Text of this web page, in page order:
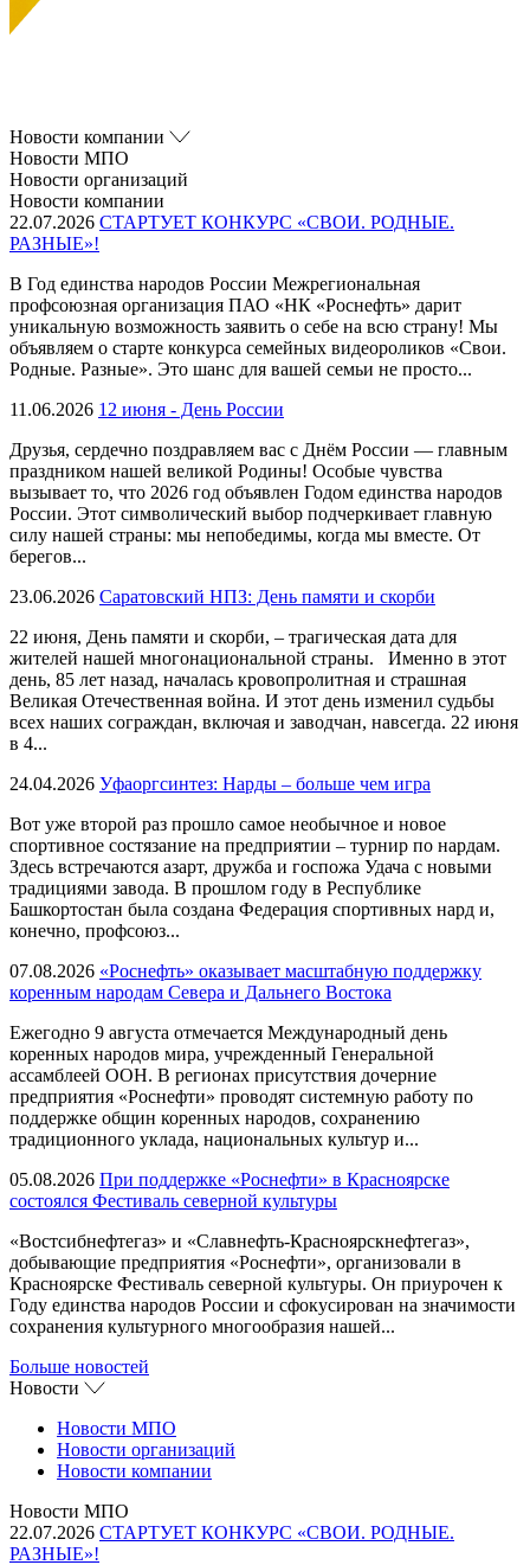
Новости компании
Новости МПО
Новости организаций
Новости компании
22.07.2026 СТАРТУЕТ КОНКУРС «СВОИ. РОДНЫЕ.
РАЗНЫЕ»!
В Год единства народов России Межрегиональная
профсоюзная организация ПАО «НК «Роснефть» дарит
уникальную возможность заявить о себе на всю страну! Мы
объявляем о старте конкурса семейных видеороликов «Свои.
Родные. Разные». Это шанс для вашей семьи не просто...
11.06.2026 12 июня - День России
Друзья, сердечно поздравляем вас с Днём России — главным
праздником нашей великой Родины! Особые чувства
вызывает то, что 2026 год объявлен Годом единства народов
России. Этот символический выбор подчеркивает главную
силу нашей страны: мы непобедимы, когда мы вместе. От
берегов...
23.06.2026 Саратовский НПЗ: День памяти и скорби
22 июня, День памяти и скорби, – трагическая дата для
жителей нашей многонациональной страны. Именно в этот
день, 85 лет назад, началась кровопролитная и страшная
Великая Отечественная война. И этот день изменил судьбы
всех наших сограждан, включая и заводчан, навсегда. 22 июня
в 4...
24.04.2026 Уфаоргсинтез: Нарды – больше чем игра
Вот уже второй раз прошло самое необычное и новое
спортивное состязание на предприятии – турнир по нардам.
Здесь встречаются азарт, дружба и госпожа Удача с новыми
традициями завода. В прошлом году в Республике
Башкортостан была создана Федерация спортивных нард и,
конечно, профсоюз...
07.08.2026 «Роснефть» оказывает масштабную поддержку
коренным народам Севера и Дальнего Востока
Ежегодно 9 августа отмечается Международный день
коренных народов мира, учрежденный Генеральной
ассамблеей ООН. В регионах присутствия дочерние
предприятия «Роснефти» проводят системную работу по
поддержке общин коренных народов, сохранению
традиционного уклада, национальных культур и...
05.08.2026 При поддержке «Роснефти» в Красноярске
состоялся Фестиваль северной культуры
«Востсибнефтегаз» и «Славнефть-Красноярскнефтегаз»,
добывающие предприятия «Роснефти», организовали в
Красноярске Фестиваль северной культуры. Он приурочен к
Году единства народов России и сфокусирован на значимости
сохранения культурного многообразия нашей...
Больше новостей
Новости
Новости МПО
Новости организаций
Новости компании
Новости МПО
22.07.2026 СТАРТУЕТ КОНКУРС «СВОИ. РОДНЫЕ.
РАЗНЫЕ»!